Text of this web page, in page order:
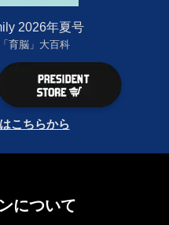
2026年夏号
育脳」大百科
こちらから
について